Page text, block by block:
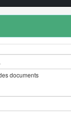
documents